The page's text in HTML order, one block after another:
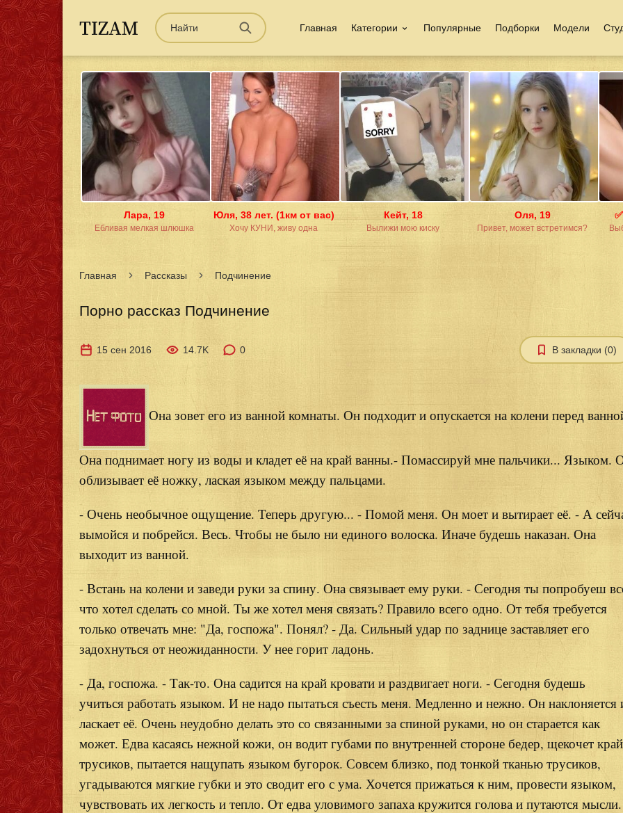
Главная Категории Популярные Подборки Модели
Лара, 19
Ебливая мелкая шлюшка
Юля, 38 лет. (1км от вас)
Хочу КУНИ, живу одна
Кейт, 18
Вылижи мою киску
Оля, 19
Привет, может встретимся?
Главная Рассказы Подчинение
Порно рассказ Подчинение
15 сен 2016 14.7K 0 В закладки (0)
Она зовет его из ванной комнаты. Он подходит и опускается на колени перед
Она поднимает ногу из воды и кладет её на край ванны.- Помассируй мне пальчики... Языком.
облизывает её ножку, лаская языком между пальцами.
- Очень необычное ощущение. Теперь другую... - Помой меня. Он моет и вытирает её. - А
вымойся и побрейся. Весь. Чтобы не было ни единого волоска. Иначе будешь наказан. Она
выходит из ванной.
- Встань на колени и заведи руки за спину. Она связывает ему руки. - Сегодня ты попробуеш
что хотел сделать со мной. Ты же хотел меня связать? Правило всего одно. От тебя требуется
только отвечать мне: "Да, госпожа". Понял? - Да. Сильный удар по заднице заставляет его
задохнуться от неожиданности. У нее горит ладонь.
- Да, госпожа. - Так-то. Она садится на край кровати и раздвигает ноги. - Сегодня будешь
учиться работать языком. И не надо пытаться съесть меня. Медленно и нежно. Он наклоняется
ласкает её. Очень неудобно делать это со связанными за спиной руками, но он старается как
может. Едва касаясь нежной кожи, он водит губами по внутренней стороне бедер, щекочет край
трусиков, пытается нащупать языком бугорок. Совсем близко, под тонкой тканью трусиков,
угадываются мягкие губки и это сводит его с ума. Хочется прижаться к ним, провести языком,
чувствовать их легкость и тепло. От едва уловимого запаха кружится голова и путаются мысли.